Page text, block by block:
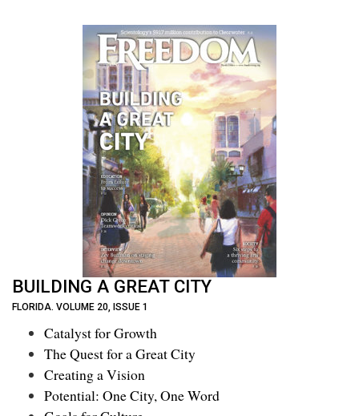
BUILDING A GREAT CITY
FLORIDA. VOLUME 20, ISSUE 1
Catalyst for Growth
The Quest for a Great City
Creating a Vision
Potential: One City, One Word